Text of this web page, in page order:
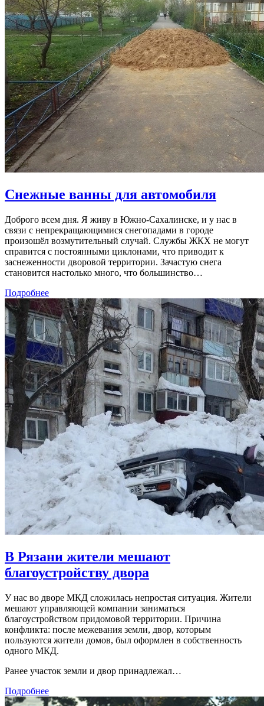
Снежные ванны для автомобиля
Доброго всем дня. Я живу в Южно-Сахалинске, и у нас в
связи с непрекращающимися снегопадами в городе
произошёл возмутительный случай. Службы ЖКХ не могут
справится с постоянными циклонами, что приводит к
заснеженности дворовой территории. Зачастую снега
становится настолько много, что большинство…
Подробнее
В Рязани жители мешают
благоустройству двора
У нас во дворе МКД сложилась непростая ситуация. Жители
мешают управляющей компании заниматься
благоустройством придомовой территории. Причина
конфликта: после межевания земли, двор, которым
пользуются жители домов, был оформлен в собственность
одного МКД.
Ранее участок земли и двор принадлежал…
Подробнее